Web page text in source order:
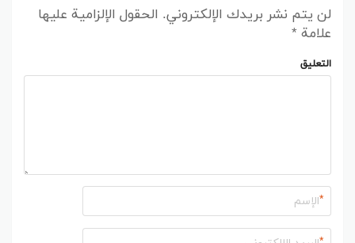
لن يتم نشر بريدك الإلكتروني. الحقول الإلزامية عليها
علامة *
التعليق
*